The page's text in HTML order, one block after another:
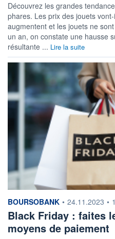
Découvrez les grandes
phares. Les prix des jouets
augmentent et les jouets ne
un an, on constate une hausse
résultante ... Lire la suite
information fournie par
BOURSOBANK • 24.11.2023 •
Black Friday : faites
moyens de paiement